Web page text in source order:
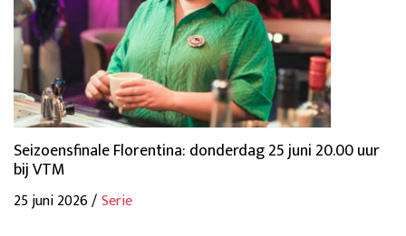
Seizoensfinale Florentina: donderdag 25 juni 20.00 uur
bij VTM
25 juni 2026 /Serie